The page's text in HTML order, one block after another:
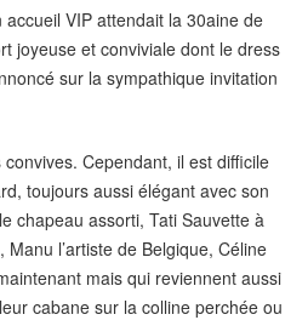
VIP attendait la 30aine de
joyeuse et conviviale dont le dress
sur la sympathique invitation
Cependant, il est difficile
toujours aussi élégant avec son
chapeau assorti, Tati Sauvette à
l’artiste de Belgique, Céline
mais qui reviennent aussi
cabane sur la colline perchée ou